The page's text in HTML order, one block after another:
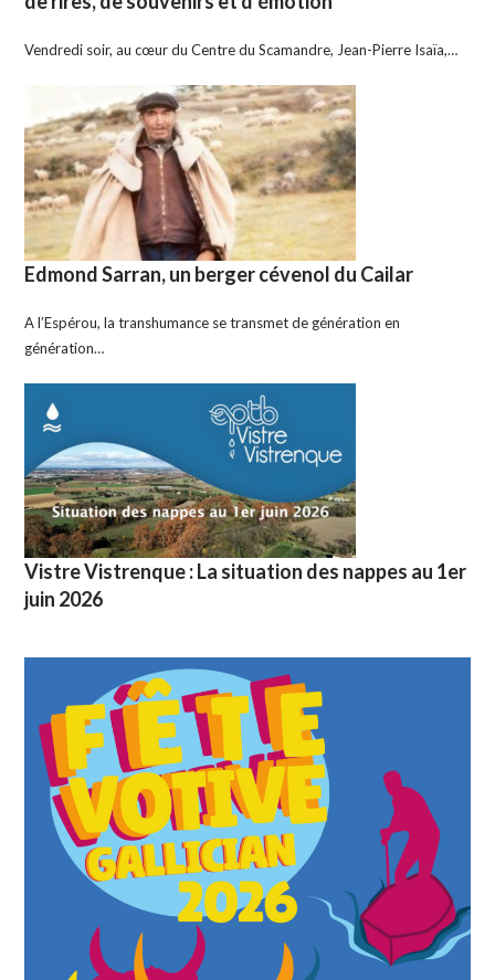
Vendredi soir, au cœur du Centre du Scamandre, Jean-Pierre Isaïa,…
Edmond Sarran, un berger cévenol du Cailar
A l’Espérou, la transhumance se transmet de génération en
génération…
Vistre Vistrenque : La situation des nappes au 1er
juin 2026